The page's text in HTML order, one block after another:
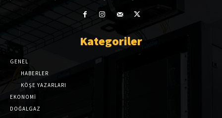
Kategoriler
GENEL
HABERLER
KÖŞE YAZARLARI
EKONOMİ
DOĞALGAZ